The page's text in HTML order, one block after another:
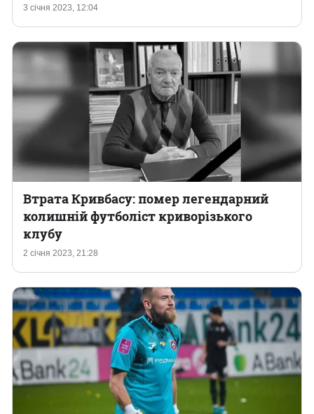
3 січня 2023, 12:04
2 січня 2023, 21:28
Втрата Кривбасу: помер легендарний
колишній футболіст криворізького
клубу